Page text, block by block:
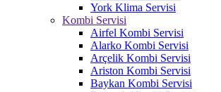
York Klima Servisi
Kombi Servisi
Airfel Kombi Servisi
Alarko Kombi Servisi
Arçelik Kombi Servisi
Ariston Kombi Servisi
Baykan Kombi Servisi